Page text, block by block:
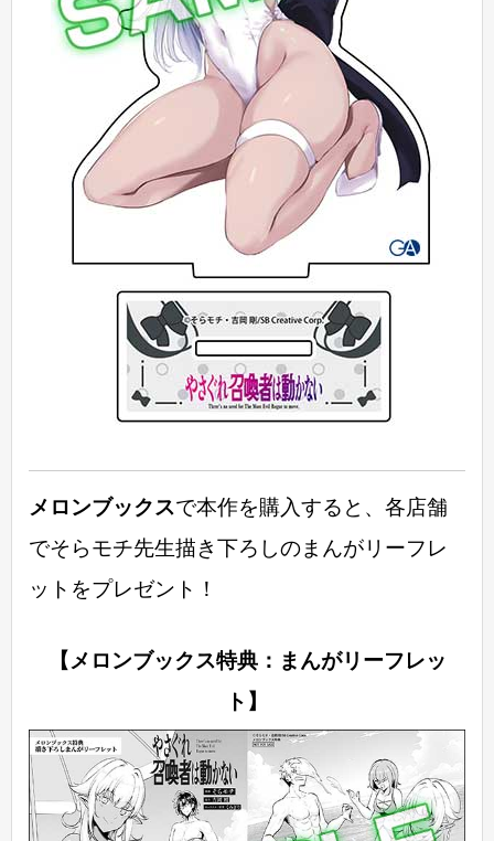
メロンブックスで本作を購入すると、各店舗
でそらモチ先生描き下ろしのまんがリーフレ
ットをプレゼント！
【メロンブックス特典：まんがリーフレッ
ト】